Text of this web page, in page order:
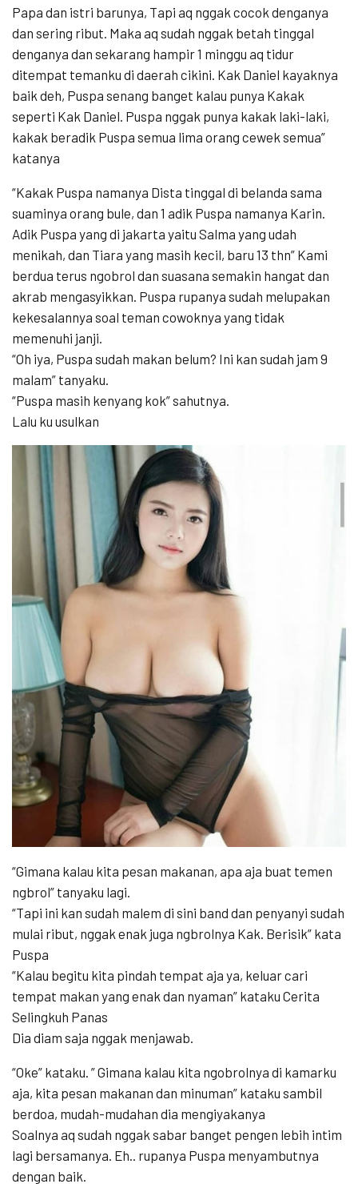
Papa dan istri barunya, Tapi aq nggak cocok denganya
dan sering ribut. Maka aq sudah nggak betah tinggal
denganya dan sekarang hampir 1 minggu aq tidur
ditempat temanku di daerah cikini. Kak Daniel kayaknya
baik deh, Puspa senang banget kalau punya Kakak
seperti Kak Daniel. Puspa nggak punya kakak laki-laki,
kakak beradik Puspa semua lima orang cewek semua”
katanya
“Kakak Puspa namanya Dista tinggal di belanda sama
suaminya orang bule, dan 1 adik Puspa namanya Karin.
Adik Puspa yang di jakarta yaitu Salma yang udah
menikah, dan Tiara yang masih kecil, baru 13 thn” Kami
berdua terus ngobrol dan suasana semakin hangat dan
akrab mengasyikkan. Puspa rupanya sudah melupakan
kekesalannya soal teman cowoknya yang tidak
memenuhi janji.
“Oh iya, Puspa sudah makan belum? Ini kan sudah jam 9
malam” tanyaku.
“Puspa masih kenyang kok” sahutnya.
Lalu ku usulkan
“Gimana kalau kita pesan makanan, apa aja buat temen
ngbrol” tanyaku lagi.
“Tapi ini kan sudah malem di sini band dan penyanyi sudah
mulai ribut, nggak enak juga ngbrolnya Kak. Berisik” kata
Puspa
“Kalau begitu kita pindah tempat aja ya, keluar cari
tempat makan yang enak dan nyaman” kataku Cerita
Selingkuh Panas
Dia diam saja nggak menjawab.
“Oke” kataku. ” Gimana kalau kita ngobrolnya di kamarku
aja, kita pesan makanan dan minuman” kataku sambil
berdoa, mudah-mudahan dia mengiyakanya
Soalnya aq sudah nggak sabar banget pengen lebih intim
lagi bersamanya. Eh.. rupanya Puspa menyambutnya
dengan baik.